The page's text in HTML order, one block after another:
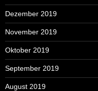
Dezember 2019
November 2019
Oktober 2019
September 2019
August 2019